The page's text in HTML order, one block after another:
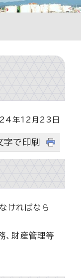
年12月23日
字で印刷
ければなら
、財産管理等